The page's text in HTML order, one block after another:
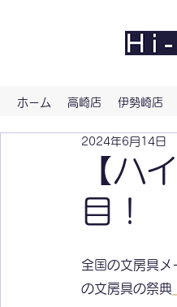
ホーム 高崎店 伊勢崎店
【ハ
目！
2024年6月14日
全国の文房具メ
の文房具の祭典